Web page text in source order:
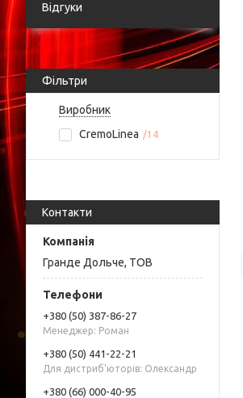
Відгуки
Фільтри
Виробник
CremoLinea
14
Контакти
Гранде Дольче, ТОВ
+380 (50) 387-86-27
Менеджер: Роман
+380 (50) 441-22-21
Для дистриб'юторів: Олександр
+380 (66) 000-40-95